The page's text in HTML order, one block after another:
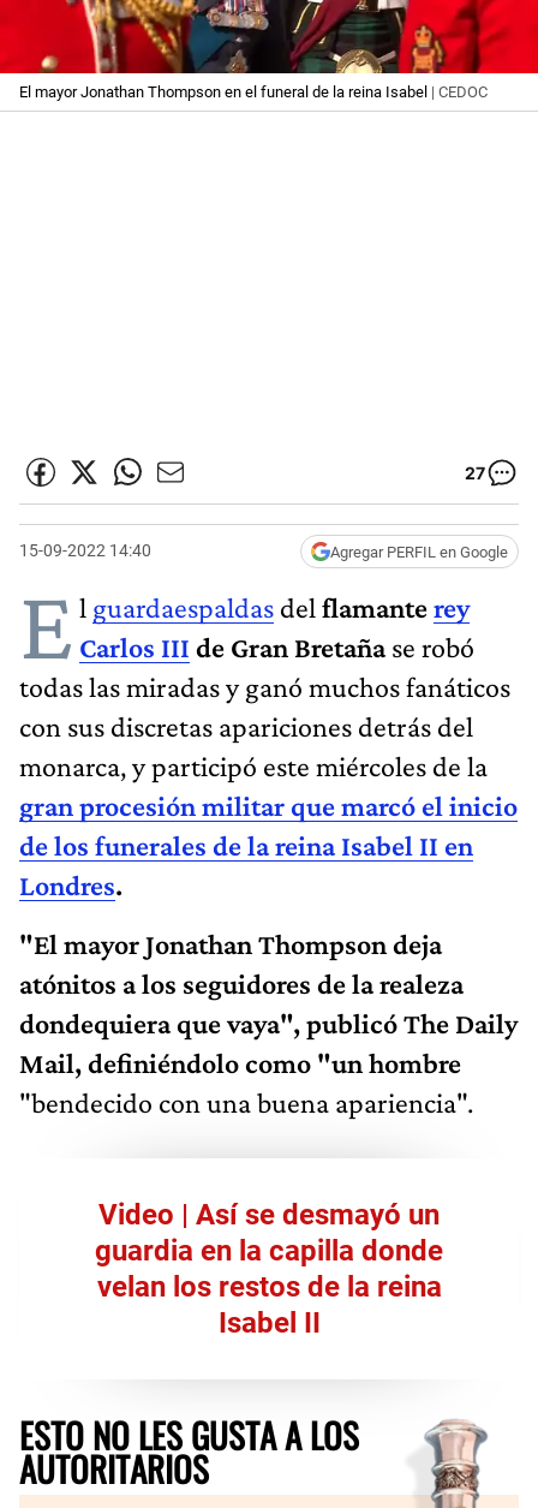
El mayor Jonathan Thompson en el funeral de la reina Isabel | CEDOC
27
15-09-2022 14:40 Agregar PERFIL en Google
E l guardaespaldas del flamanterey
Carlos III de Gran Bretañase robó
todas las miradas y ganó muchos fanáticos
con sus discretas apariciones detrás del
monarca, y participó este miércoles de la
gran procesión militar que marcó el inicio
de los funerales de la reina Isabel II en
Londres.
"El mayor Jonathan Thompson deja
atónitos a los seguidores de la realeza
dondequiera que vaya", publicó The Daily
Mail, definiéndolo como "un hombre
"bendecido con una buena apariencia".
Video | Así se desmayó un
guardia en la capilla donde
velan los restos de la reina
Isabel II
ESTO NO LES GUSTA A LOS
AUTORITARIOS